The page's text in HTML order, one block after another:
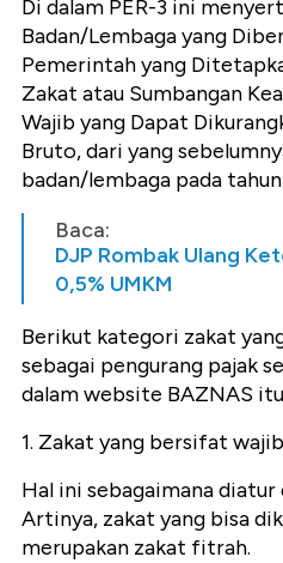
Di dalam PER-3 ini
Badan/Lembaga yang
Pemerintah yang
Zakat atau Sumbangan
Wajib yang Dapat
Bruto, dari yang
badan/lembaga pada tahun
Baca:
DJP Rombak Ulang
0,5% UMKM
Berikut kategori zakat
sebagai pengurang pajak
dalam website BAZNAS
1. Zakat yang bersifat wajib
Hal ini sebagaimana diatur
Artinya, zakat yang bisa
merupakan zakat fitrah.